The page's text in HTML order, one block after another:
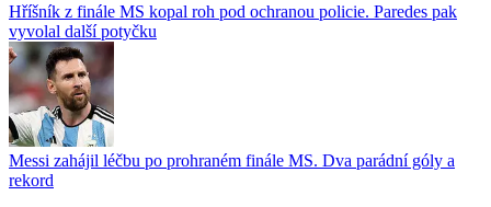
Hříšník z finále MS kopal roh pod ochranou policie. Paredes pak
vyvolal další potyčku
Messi zahájil léčbu po prohraném finále MS. Dva parádní góly a
rekord